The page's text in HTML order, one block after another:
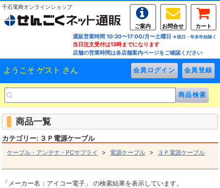
千石電商オンラインショップ
ご案内 お問合せ
カート
通販営業時間 10:30〜17:00/月〜土曜日 ※祝日・年末年始除く
当日注文受付は13時までになります
店舗の営業時間は各店舗案内ページをご確認ください
ようこそ ゲスト さん
商品一覧
カテゴリー: ３Ｐ電源ケーブル
ケーブル・アンテナ・PCサプライ > 電源ケーブル > ３Ｐ電源ケーブル
「メーカー名：アイコー電子」 の検索結果を表示しています。